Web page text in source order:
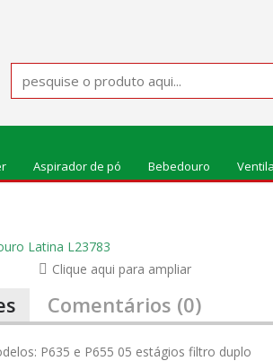
Aspirador de pó Bebedouro
Clique aqui para ampliar
Comentários (0)
P635 e P655 05 estágios filtro duplo